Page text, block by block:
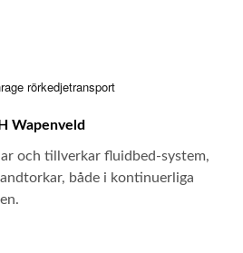
Wapenveld
och tillverkar fluidbed-system,
både i kontinuerliga